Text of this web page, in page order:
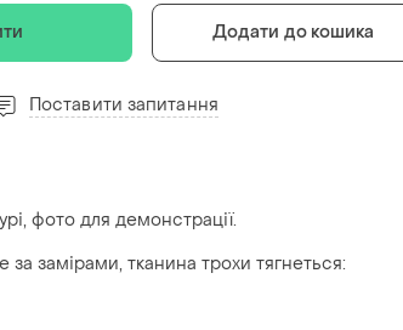
Додати до кошика
Поставити запитання
фото для демонстрації.
замірами, тканина трохи тягнеться: